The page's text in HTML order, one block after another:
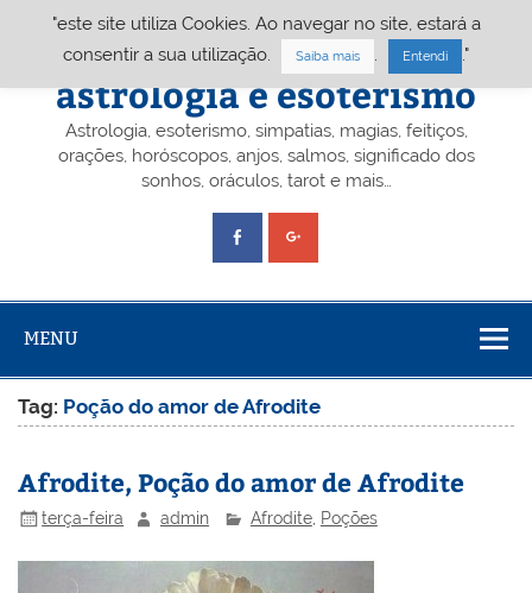
Portal A&E – Portal
astrologia e esoterismo
Astrologia, esoterismo, simpatias, magias, feitiços,
orações, horóscopos, anjos, salmos, significado dos
sonhos, oráculos, tarot e mais…
MENU
Tag: Poção do amor de Afrodite
Afrodite, Poção do amor de Afrodite
terça-feira admin Afrodite, Poções
"este site utiliza Cookies. Ao navegar no site, estará a
consentir a sua utilização.
Saiba mais Entendi ."